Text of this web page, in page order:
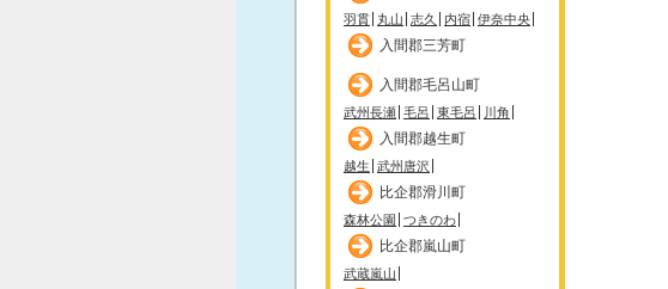
羽貫 丸山 志久 内宿 伊奈中央
入間郡三芳町
入間郡毛呂山町
武州長瀬 毛呂 東毛呂 川角
入間郡越生町
越生 武州唐沢
比企郡滑川町
森林公園 つきのわ
比企郡嵐山町
武蔵嵐山